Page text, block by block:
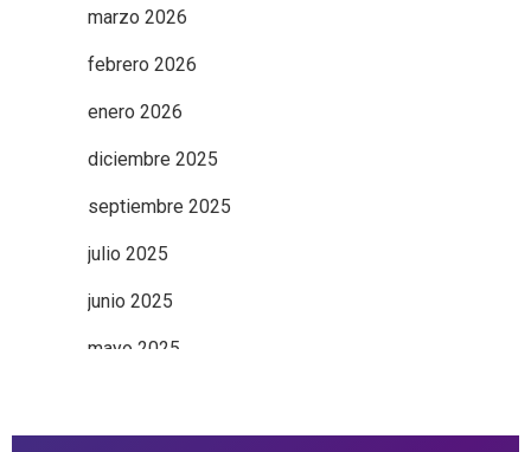
marzo 2026
febrero 2026
enero 2026
diciembre 2025
septiembre 2025
julio 2025
junio 2025
mayo 2025